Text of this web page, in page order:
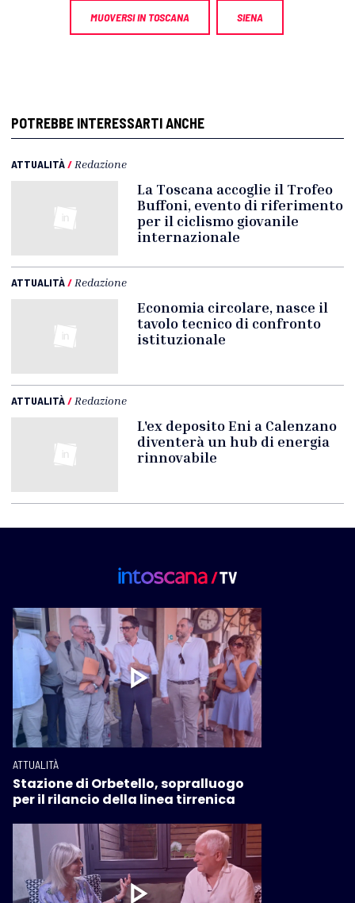
MUOVERSI IN TOSCANA SIENA
POTREBBE INTERESSARTI ANCHE
ATTUALITÀ/ Redazione
La Toscana accoglie il Trofeo
Buffoni, evento di riferimento
per il ciclismo giovanile
internazionale
ATTUALITÀ/ Redazione
Economia circolare, nasce il
tavolo tecnico di confronto
istituzionale
ATTUALITÀ/ Redazione
L'ex deposito Eni a Calenzano
diventerà un hub di energia
rinnovabile
ATTUALITÀ
Stazione di Orbetello, sopralluogo
per il rilancio della linea tirrenica